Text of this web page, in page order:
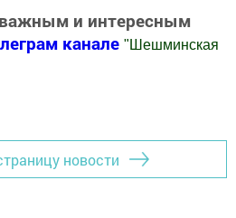
и интересным
канале "Шешминская
новости